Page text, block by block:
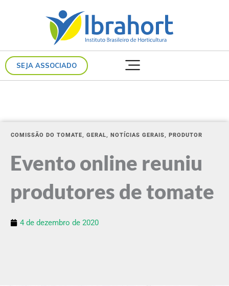
SEJA ASSOCIADO
COMISSÃO DO TOMATE, GERAL, NOTÍCIAS GERAIS, PRODUTOR
Evento online reuniu
produtores de tomate
4 de dezembro de 2020